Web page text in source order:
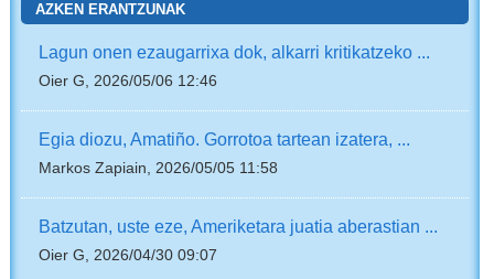
AZKEN ERANTZUNAK
Lagun onen ezaugarrixa dok, alkarri kritikatzeko ...
Oier G, 2026/05/06 12:46
Egia diozu, Amatiño. Gorrotoa tartean izatera, ...
Markos Zapiain, 2026/05/05 11:58
Batzutan, uste eze, Ameriketara juatia aberastian ...
Oier G, 2026/04/30 09:07